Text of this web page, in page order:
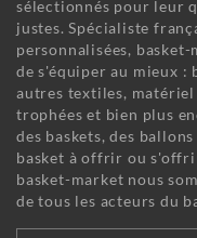
sélectionnés pour leur
justes. Spécialiste
personnalisées,
de s'équiper au mieux :
autres textiles,
trophées et bien plus
des baskets, des
basket à offrir ou
basket-market nous
de tous les acteurs du